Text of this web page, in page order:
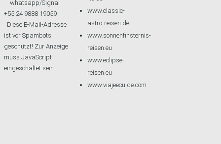
whatsapp/Signal
+55 24 9888 19059
Diese E-Mail-Adresse
ist vor Spambots
geschützt! Zur Anzeige
muss JavaScript
eingeschaltet sein.
www.classic-
astro-reisen.de
www.sonnenfinsternis-
reisen.eu
www.eclipse-
reisen.eu
www.viajeecuide.com